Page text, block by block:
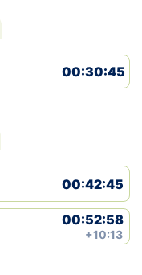
00:30:45
00:42:45
00:52:58
+10:13